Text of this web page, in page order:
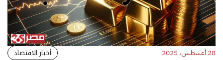
28 أغسطس، 2025 أخبار الاقتصاد